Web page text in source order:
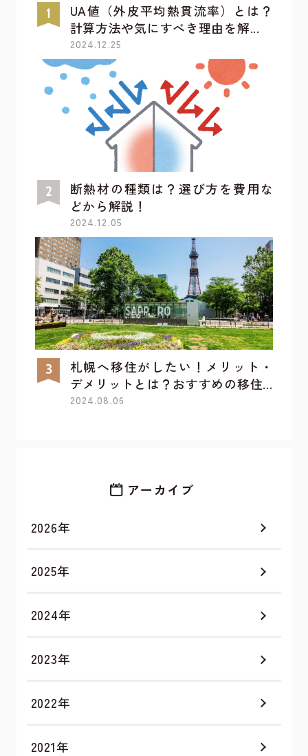
UA値（外皮平均熱貫流率）とは？
計算方法や気にすべき理由を解...
2024.12.25
断熱材の種類は？選び方を費用な
どから解説！
2024.12.05
札幌へ移住がしたい！メリット・
デメリットとは？おすすめの移住...
2024.08.06
アーカイブ
2026年
2025年
2024年
2023年
2022年
2021年